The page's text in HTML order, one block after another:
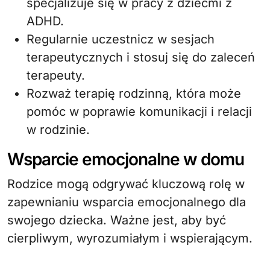
ADHD.
Regularnie uczestnicz w sesjach
terapeutycznych i stosuj się do zaleceń
terapeuty.
Rozważ terapię rodzinną, która może
pomóc w poprawie komunikacji i relacji
w rodzinie.
Wsparcie emocjonalne w domu
Rodzice mogą odgrywać kluczową rolę w
zapewnianiu wsparcia emocjonalnego dla
swojego dziecka. Ważne jest, aby być
cierpliwym, wyrozumiałym i wspierającym.